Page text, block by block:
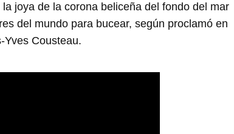
joya de la corona beliceña del fondo del mar
del mundo para bucear, según proclamó en
Yves Cousteau.